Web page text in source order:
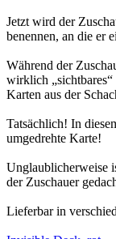
Jetzt wird der
benennen, an die er
Während der
wirklich
Karten aus der
Tatsächlich! In
umgedrehte Karte!
Unglaublicherweise
der Zuschauer
Lieferbar in